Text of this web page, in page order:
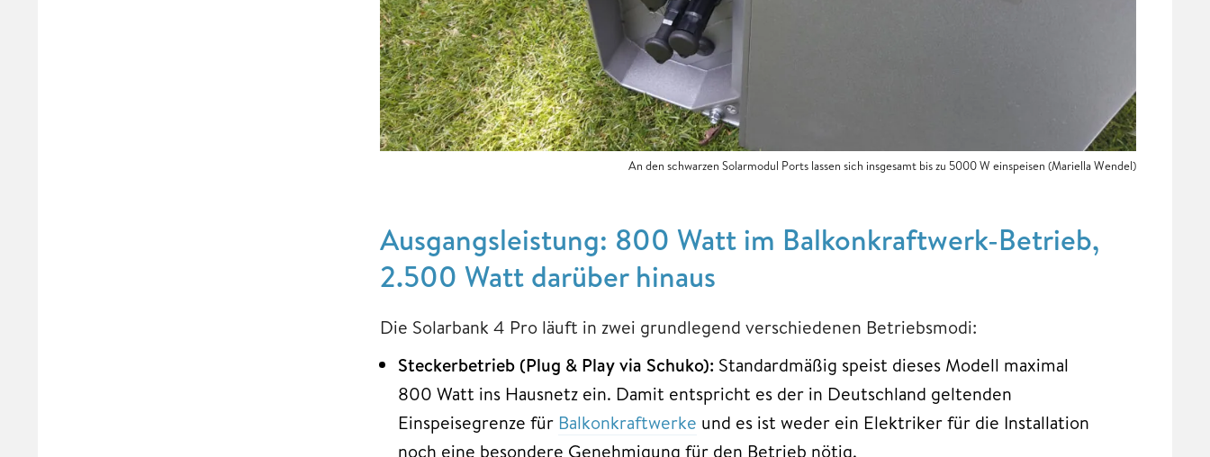
An den schwarzen Solarmodul Ports lassen sich insgesamt bis zu 5000 W einspeisen (Mariella Wendel)
Ausgangsleistung: 800 Watt im Balkonkraftwerk-Betrieb,
2.500 Watt darüber hinaus
Die Solarbank 4 Pro läuft in zwei grundlegend verschiedenen Betriebsmodi:
Steckerbetrieb (Plug & Play via Schuko): Standardmäßig speist dieses Modell maximal
800 Watt ins Hausnetz ein. Damit entspricht es der in Deutschland geltenden
Einspeisegrenze für Balkonkraftwerke und es ist weder ein Elektriker für die Installation
noch eine besondere Genehmigung für den Betrieb nötig.